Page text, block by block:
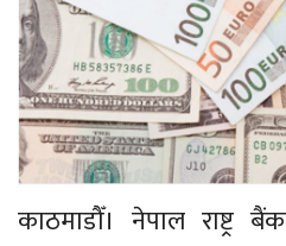
काठमाडौँ। नेपाल राष्ट्र